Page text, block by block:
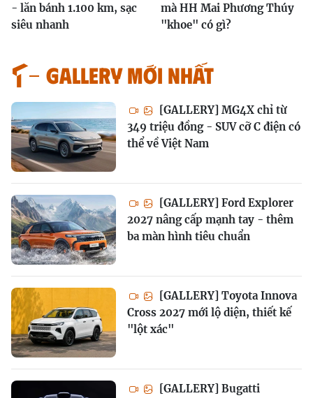
- lăn bánh 1.100 km, sạc
siêu nhanh
mà HH Mai Phương Thúy
"khoe" có gì?
GALLERY MỚI NHẤT
[GALLERY] MG4X chỉ từ
349 triệu đồng - SUV cỡ C điện có
thể về Việt Nam
[GALLERY] Ford Explorer
2027 nâng cấp mạnh tay - thêm
ba màn hình tiêu chuẩn
[GALLERY] Toyota Innova
Cross 2027 mới lộ diện, thiết kế
"lột xác"
[GALLERY] Bugatti